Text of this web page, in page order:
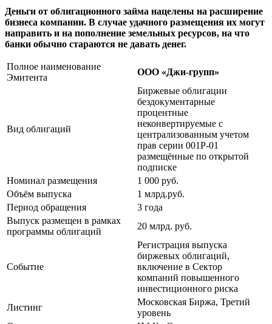
Деньги от облигационного займа нацелены на расширение
бизнеса компании. В случае удачного размещения их могут
направить и на пополнение земельных ресурсов, на что
банки обычно стараются не давать денег.
Полное наименование
Эмитента
ООО «Джи-групп»
Вид облигаций
Биржевые облигации
бездокументарные
процентные
неконвертируемые с
централизованным учетом
прав серии 001P-01
размещённые по открытой
подписке
Номинал размещения
1 000 руб.
Объём выпуска
1 млрд.руб.
Период обращения
3 года
Выпуск размещен в рамках
программы облигаций
20 млрд. руб.
Событие
Регистрация выпуска
биржевых облигаций,
включение в Сектор
компаний повышенного
инвестиционного риска
Листинг
Московская Биржа, Третий
уровень